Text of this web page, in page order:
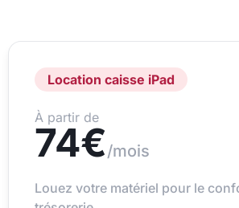
Location caisse iPad
À partir de
74€/mois
Louez votre matériel pour le